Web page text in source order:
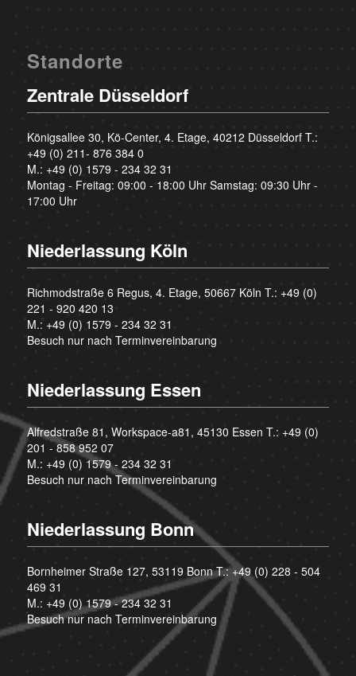
Standorte
Zentrale Düsseldorf
Königsallee 30, Kö-Center, 4. Etage, 40212 Düsseldorf T.:
+49 (0) 211- 876 384 0
M.: +49 (0) 1579 - 234 32 31
Montag - Freitag: 09:00 - 18:00 Uhr Samstag: 09:30 Uhr -
17:00 Uhr
Niederlassung Köln
Richmodstraße 6 Regus, 4. Etage, 50667 Köln T.: +49 (0)
221 - 920 420 13
M.: +49 (0) 1579 - 234 32 31
Besuch nur nach Terminvereinbarung
Niederlassung Essen
Alfredstraße 81, Workspace-a81, 45130 Essen T.: +49 (0)
201 - 858 952 07
M.: +49 (0) 1579 - 234 32 31
Besuch nur nach Terminvereinbarung
Niederlassung Bonn
Bornheimer Straße 127, 53119 Bonn T.:+49 (0) 228 - 504
469 31
M.: +49 (0) 1579 - 234 32 31
Besuch nur nach Terminvereinbarung